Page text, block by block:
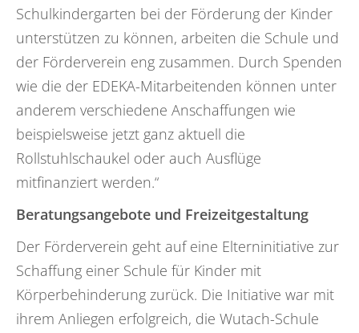
Schulkindergarten bei der Förderung der Kinder
unterstützen zu können, arbeiten die Schule und
der Förderverein eng zusammen. Durch Spenden
wie die der EDEKA-Mitarbeitenden können unter
anderem verschiedene Anschaffungen wie
beispielsweise jetzt ganz aktuell die
Rollstuhlschaukel oder auch Ausflüge
mitfinanziert werden.“
Beratungsangebote und Freizeitgestaltung
Der Förderverein geht auf eine Elterninitiative zur
Schaffung einer Schule für Kinder mit
Körperbehinderung zurück. Die Initiative war mit
ihrem Anliegen erfolgreich, die Wutach-Schule